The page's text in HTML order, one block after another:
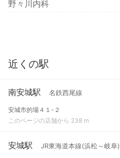
野々川内科
近くの駅
南安城駅 名鉄西尾線
安城市的場４１-２
このページの店舗から 238 m
安城駅 JR東海道本線(浜松～岐阜)